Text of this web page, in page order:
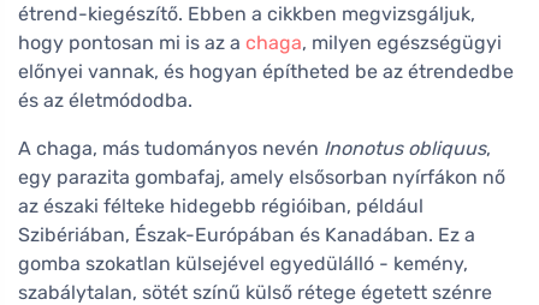
étrend-kiegészítő. Ebben a cikkben megvizsgáljuk,
hogy pontosan mi is az a chaga, milyen egészségügyi
előnyei vannak, és hogyan építheted be az étrendedbe
és az életmódodba.
A chaga, más tudományos nevén Inonotus obliquus,
egy parazita gombafaj, amely elsősorban nyírfákon nő
az északi félteke hidegebb régióiban, például
Szibériában, Észak-Európában és Kanadában. Ez a
gomba szokatlan külsejével egyedülálló - kemény,
szabálytalan, sötét színű külső rétege égetett szénre